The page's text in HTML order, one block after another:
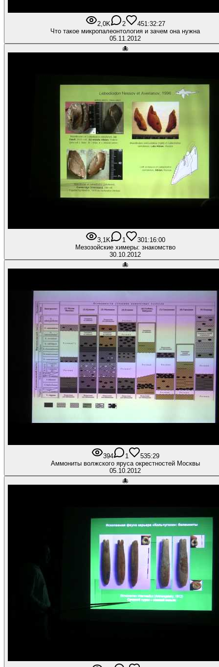
2,0K 2 451:32:27
Что такое микропалеонтология и зачем она нужна
05.11.2012
🐙
3,1K 1 301:16:00
Мезозойские химеры: знакомство
30.10.2012
🐙
394 1 535:29
Aммониты волжского яруса окрестностей Москвы
05.10.2012
🐙